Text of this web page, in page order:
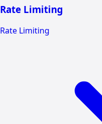
Rate Limiting
Rate Limiting